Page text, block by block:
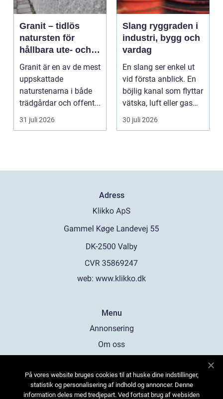
Granit – tidlös
natursten för
hållbara ute- och
innemiljöer
Granit är en av de mest
uppskattade
naturstenarna i både
trädgårdar och offent...
31 juli 2026
Slang ryggraden i
industri, bygg och
vardag
En slang ser enkel ut
vid första anblick. En
böjlig kanal som flyttar
vätska, luft eller gas
från en...
30 juli 2026
Adress
web: www.klikko.dk
Menu
Annonsering
Om oss
Kontakta oss
Sitemap
På vores website bruges cookies til at huske dine indstillinger,
statistik og personalisering af indhold og annoncer. Denne
information deles med tredjepart. Ved fortsat brug af websiden